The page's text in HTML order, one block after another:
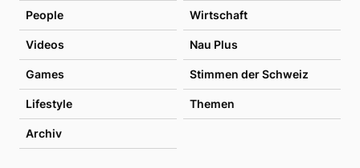
People Wirtschaft
Videos Nau Plus
Games Stimmen der Schweiz
Lifestyle Themen
Archiv